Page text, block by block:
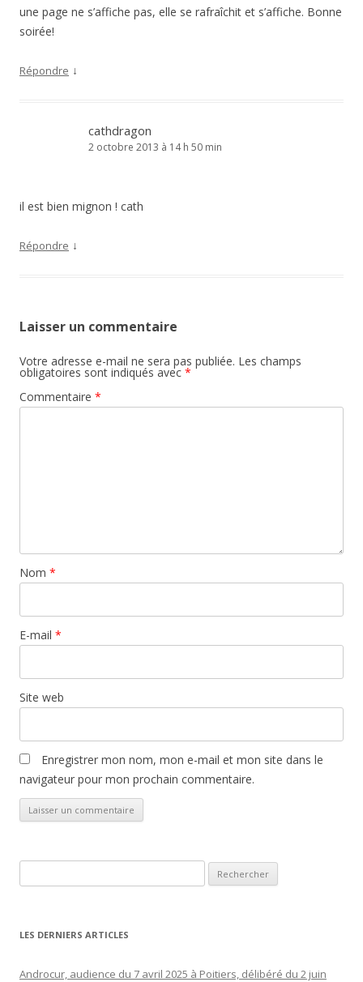
une page ne s’affiche pas, elle se rafraîchit et s’affiche. Bonne
soirée!
Répondre ↓
cathdragon
2 octobre 2013 à 14 h 50 min
il est bien mignon ! cath
Répondre ↓
Laisser un commentaire
Votre adresse e-mail ne sera pas publiée. Les champs
obligatoires sont indiqués avec *
Commentaire *
Nom *
E-mail *
Site web
Enregistrer mon nom, mon e-mail et mon site dans le
navigateur pour mon prochain commentaire.
LES DERNIERS ARTICLES
Androcur, audience du 7 avril 2025 à Poitiers, délibéré du 2 juin